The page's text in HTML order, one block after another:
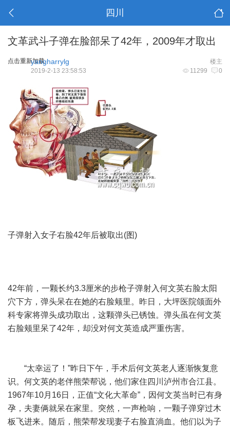
四川
文革武斗子弹在脸部呆了42年，2009年才取出
点击重新加载 楼主
yangharrylg
11299 0
2019-2-13 23:58:53
子弹射入女子右脸42年后被取出(图)
42年前，一颗长约3.3厘米的步枪子弹射入何文英右脸太阳
穴下方，弹头呆在在她的右脸颊里。昨日，大坪医院颌面外
科专家将弹头成功取出，这颗弹头已锈蚀。弹头虽在何文英
右脸颊里呆了42年，却没对何文英造成严重伤害。
“太幸运了！”昨日下午，手术后何文英老人逐渐恢复意
识。何文英的老伴熊荣帮说，他们家住四川泸州市合江县。
1967年10月16日，正值“文化大革命”，因何文英当时已有身
孕，夫妻俩就呆在家里。突然，一声枪响，一颗子弹穿过木
板飞进来。随后，熊荣帮发现妻子右脸直淌血。他们以为子